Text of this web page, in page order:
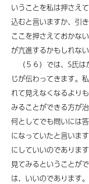
いうことを私は押さえ
込むと言いますか、引
ここを押さえておかな
が亢進するかもしれない
（５６）では、S氏は
じが伝わってきます。
れて見えなくなるより
みることができる方が
何としてでも問いには
になっていたと言いま
にしていいのでありま
見てみるということが
は、いいのであります。